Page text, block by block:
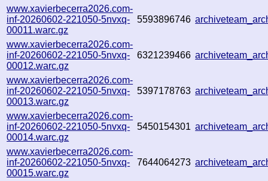
www.xavierbecerra2026.com-
inf-20260602-221050-5nvxq-
00011.warc.gz
5593896746
www.xavierbecerra2026.com-
inf-20260602-221050-5nvxq-
00012.warc.gz
6321239466
www.xavierbecerra2026.com-
inf-20260602-221050-5nvxq-
00013.warc.gz
5397178763
www.xavierbecerra2026.com-
inf-20260602-221050-5nvxq-
00014.warc.gz
5450154301
www.xavierbecerra2026.com-
inf-20260602-221050-5nvxq-
00015.warc.gz
7644064273